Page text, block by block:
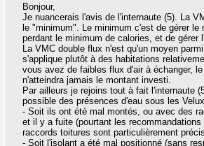
Bonjour,
Je nuancerais l'avis de l'internaute (5). La
le "minimum". Le minimum c'est de gérer le
perdant le minimum de calories, et de gérer
La VMC double flux n'est qu'un moyen
s'applique plutôt à des habitations
vous avez de faibles flux d'air à échanger,
n'atteindra jamais le montant investi.
Par ailleurs je rejoins tout à fait l'internaute
possible des présences d'eau sous les Velux.
- Soit ils ont été mal montés, ou avec des
et il y a fuite (pourtant les
raccords toitures sont particulièrement
- Soit l'isolant a été mal positionné (sans